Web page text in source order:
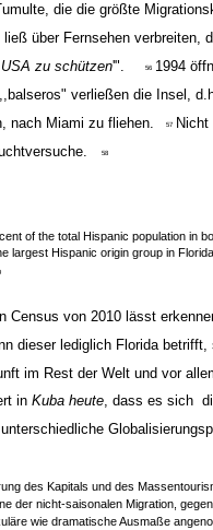
die die größte
über Fernsehen verbreiten,
zu schützen'". 56 1994
verließen die Insel,
nach Miami zu fliehen.
57
Nicht
58
of the total Hispanic population in
largest Hispanic origin group in
Census von 2010 lässt
dieser lediglich Florida
im Rest der Welt und vor
inKuba heute, dass es sich
des Kapitals und des
der nicht-saisonalen Migration,
wie dramatische Ausmaße